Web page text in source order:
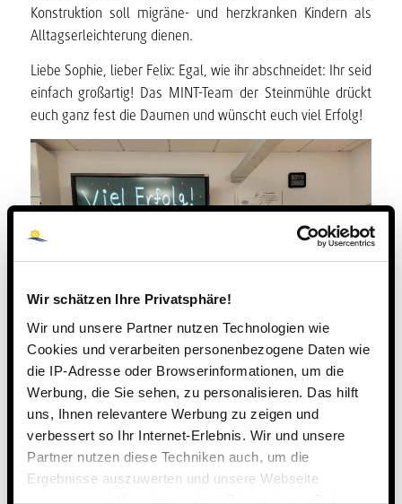
Wir schätzen Ihre Privatsphäre!
Wir und unsere Partner nutzen Technologien wie
Cookies und verarbeiten personenbezogene Daten wie
die IP-Adresse oder Browserinformationen, um die
Werbung, die Sie sehen, zu personalisieren. Das hilft
uns, Ihnen relevantere Werbung zu zeigen und
verbessert so Ihr Internet-Erlebnis. Wir und unsere
Partner nutzen diese Techniken auch, um die
Ergebnisse auszuwerten und unsere Webseite
anzupassen. Wir schätzen Ihre Privatsphäre. Daher
Konstruktion soll migräne- und herzkranken Kindern als
Alltagserleichterung dienen.
Liebe Sophie, lieber Felix: Egal, wie ihr abschneidet: Ihr seid
einfach großartig! Das MINT-Team der Steinmühle drückt
euch ganz fest die Daumen und wünscht euch viel Erfolg!
25. NOVEMBER 2025